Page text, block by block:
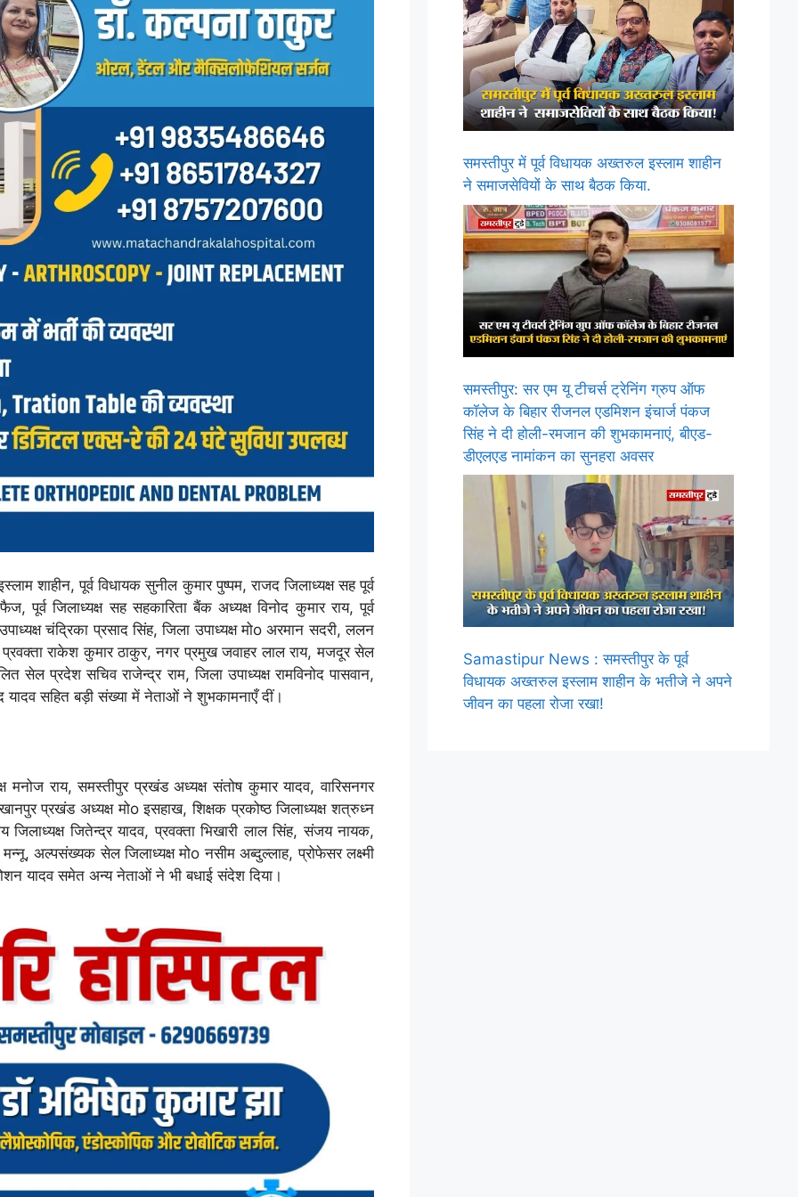
शाहीन, पूर्व विधायक सुनील कुमार पुष्पम, राजद जिलाध्यक्ष सह पूर्व
पूर्व जिलाध्यक्ष सह सहकारिता बैंक अध्यक्ष विनोद कुमार राय, पूर्व
चंद्रिका प्रसाद सिंह, जिला उपाध्यक्ष मोo अरमान सदरी, ललन
राकेश कुमार ठाकुर, नगर प्रमुख जवाहर लाल राय, मजदूर सेल
प्रदेश सचिव राजेन्द्र राम, जिला उपाध्यक्ष रामविनोद पासवान,
यादव सहित बड़ी संख्या में नेताओं ने शुभकामनाएँ दीं।
राय, समस्तीपुर प्रखंड अध्यक्ष संतोष कुमार यादव, वारिसनगर
प्रखंड अध्यक्ष मोo इसहाख, शिक्षक प्रकोष्ठ जिलाध्यक्ष शत्रुध्न
जितेन्द्र यादव, प्रवक्ता भिखारी लाल सिंह, संजय नायक,
अल्पसंख्यक सेल जिलाध्यक्ष मोo नसीम अब्दुल्लाह, प्रोफेसर लक्ष्मी
यादव समेत अन्य नेताओं ने भी बधाई संदेश दिया।
समस्तीपुर में पूर्व विधायक अख्तरुल इस्लाम शाहीन
ने समाजसेवियों के साथ बैठक किया.
समस्तीपुर: सर एम यू टीचर्स ट्रेनिंग ग्रुप ऑफ
कॉलेज के बिहार रीजनल एडमिशन इंचार्ज पंकज
सिंह ने दी होली-रमजान की शुभकामनाएं, बीएड-
डीएलएड नामांकन का सुनहरा अवसर
Samastipur News : समस्तीपुर के पूर्व
विधायक अख्तरुल इस्लाम शाहीन के भतीजे ने अपने
जीवन का पहला रोजा रखा!